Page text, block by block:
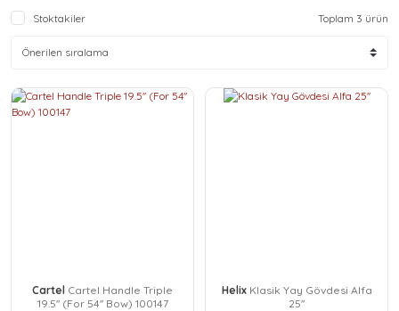
Stoktakiler Toplam 3 ürün
Cartel Cartel Handle Triple
19.5'' (For 54'' Bow) 100147
Helix Klasik Yay Gövdesi Alfa
25''